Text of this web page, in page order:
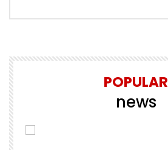
POPULAR
news